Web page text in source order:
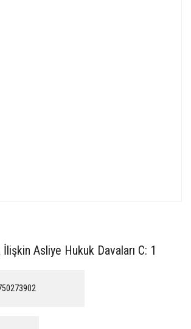
Asliye Hukuk Davaları C: 1